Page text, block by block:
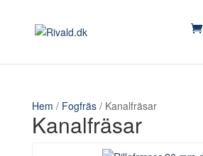
Hem / Fogfräs/ Kanalfräsar
Kanalfräsar